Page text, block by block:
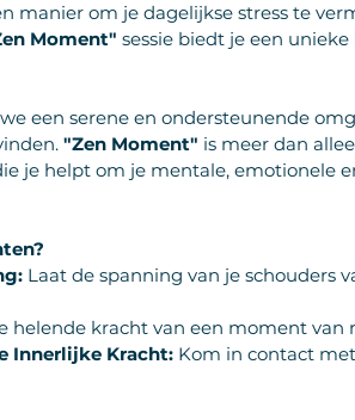
manier om je dagelijkse stress te
Moment" sessie biedt je een
een serene en ondersteunende
"Zen Moment" is meer dan
je helpt om je mentale, emotionele
Laat de spanning van je schouders
helende kracht van een moment van
Innerlijke Kracht: Kom in contact